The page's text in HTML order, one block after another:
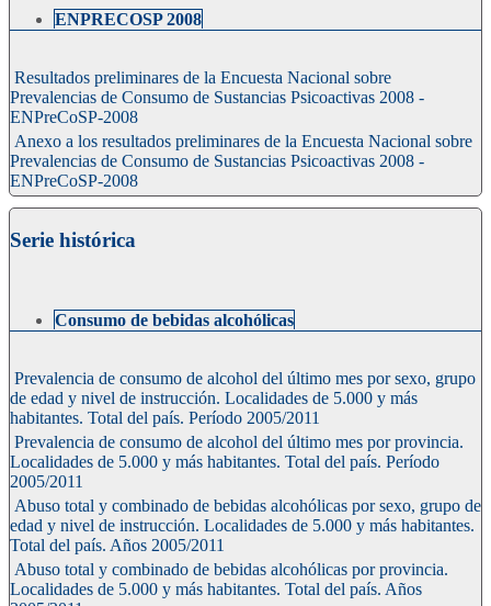
ENPRECOSP 2008
Resultados preliminares de la Encuesta Nacional sobre
Prevalencias de Consumo de Sustancias Psicoactivas 2008 -
ENPreCoSP-2008
Anexo a los resultados preliminares de la Encuesta Nacional sobre
Prevalencias de Consumo de Sustancias Psicoactivas 2008 -
ENPreCoSP-2008
Serie histórica
Consumo de bebidas alcohólicas
Prevalencia de consumo de alcohol del último mes por sexo, grupo
de edad y nivel de instrucción. Localidades de 5.000 y más
habitantes. Total del país. Período 2005/2011
Prevalencia de consumo de alcohol del último mes por provincia.
Localidades de 5.000 y más habitantes. Total del país. Período
2005/2011
Abuso total y combinado de bebidas alcohólicas por sexo, grupo de
edad y nivel de instrucción. Localidades de 5.000 y más habitantes.
Total del país. Años 2005/2011
Abuso total y combinado de bebidas alcohólicas por provincia.
Localidades de 5.000 y más habitantes. Total del país. Años